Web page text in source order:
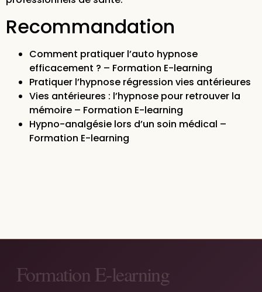
Recommandation
Comment pratiquer l’auto hypnose
efficacement ? – Formation E-learning
Pratiquer l’hypnose régression vies antérieures
Vies antérieures : l’hypnose pour retrouver la
mémoire – Formation E-learning
Hypno-analgésie lors d’un soin médical –
Formation E-learning